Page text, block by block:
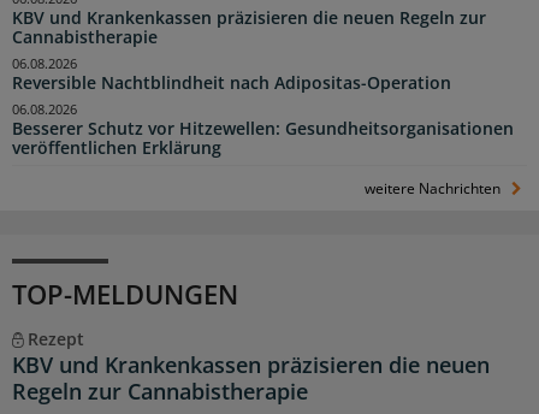
KBV und Krankenkassen präzisieren die neuen Regeln zur
Cannabistherapie
Reversible Nachtblindheit nach Adipositas-Operation
06.08.2026
Besserer Schutz vor Hitzewellen: Gesundheitsorganisationen
veröffentlichen Erklärung
06.08.2026
weitere Nachrichten
TOP-MELDUNGEN
Rezept
KBV und Krankenkassen präzisieren die neuen
Regeln zur Cannabistherapie